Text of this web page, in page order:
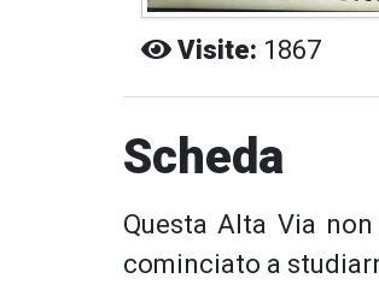
Visite: 1867
Scheda
Questa Alta Via
cominciato a